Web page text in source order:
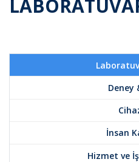
Deney
İnsan
Hizmet ve